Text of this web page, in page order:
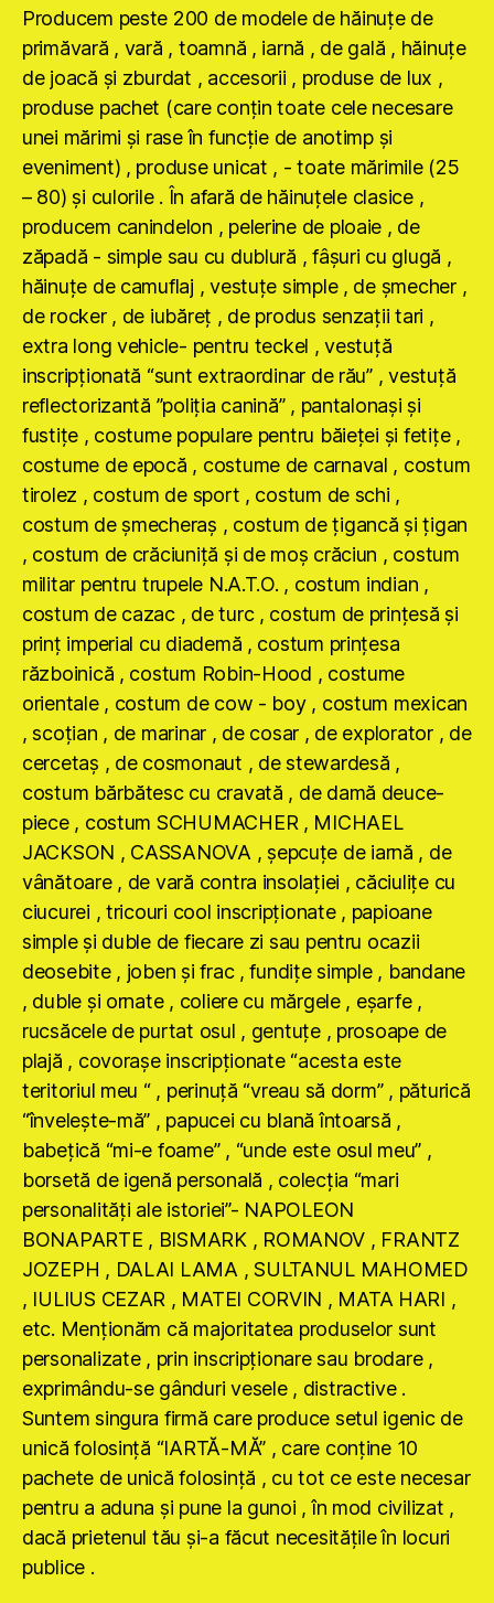
Producem peste 200 de modele de hăinuţe de
primăvară , vară , toamnă , iarnă , de gală , hăinuţe
de joacă şi zburdat , accesorii , produse de lux ,
produse pachet (care conţin toate cele necesare
unei mărimi şi rase în funcţie de anotimp şi
eveniment) , produse unicat , - toate mărimile (25
– 80) şi culorile . În afară de hăinuţele clasice ,
producem canindelon , pelerine de ploaie , de
zăpadă - simple sau cu dublură , fâşuri cu glugă ,
hăinuţe de camuflaj , vestuţe simple , de şmecher ,
de rocker , de iubăreţ , de produs senzaţii tari ,
extra long vehicle- pentru teckel , vestuţă
inscripţionată “sunt extraordinar de rău” , vestuţă
reflectorizantă ”poliţia canină” , pantalonaşi şi
fustiţe , costume populare pentru băieţei şi fetiţe ,
costume de epocă , costume de carnaval , costum
tirolez , costum de sport , costum de schi ,
costum de şmecheraş , costum de ţigancă şi ţigan
, costum de crăciuniţă şi de moş crăciun , costum
militar pentru trupele N.A.T.O. , costum indian ,
costum de cazac , de turc , costum de prinţesă şi
prinţ imperial cu diademă , costum prinţesa
războinică , costum Robin-Hood , costume
orientale , costum de cow - boy , costum mexican
, scoţian , de marinar , de cosar , de explorator , de
cercetaş , de cosmonaut , de stewardesă ,
costum bărbătesc cu cravată , de damă deuce-
piece , costum SCHUMACHER , MICHAEL
JACKSON , CASSANOVA , şepcuţe de iarnă , de
vânătoare , de vară contra insolaţiei , căciuliţe cu
ciucurei , tricouri cool inscripţionate , papioane
simple şi duble de fiecare zi sau pentru ocazii
deosebite , joben şi frac , fundiţe simple , bandane
, duble şi ornate , coliere cu mărgele , eşarfe ,
rucsăcele de purtat osul , gentuţe , prosoape de
plajă , covoraşe inscripţionate “acesta este
teritoriul meu “ , perinuţă “vreau să dorm” , păturică
“înveleşte-mă” , papucei cu blană întoarsă ,
babeţică “mi-e foame” , “unde este osul meu” ,
borsetă de igenă personală , colecţia “mari
personalităţi ale istoriei”- NAPOLEON
BONAPARTE , BISMARK , ROMANOV , FRANTZ
JOZEPH , DALAI LAMA , SULTANUL MAHOMED
, IULIUS CEZAR , MATEI CORVIN , MATA HARI ,
etc. Menţionăm că majoritatea produselor sunt
personalizate , prin inscripţionare sau brodare ,
exprimându-se gânduri vesele , distractive .
Suntem singura firmă care produce setul igenic de
unică folosinţă “IARTĂ-MĂ” , care conţine 10
pachete de unică folosinţă , cu tot ce este necesar
pentru a aduna şi pune la gunoi , în mod civilizat ,
dacă prietenul tău şi-a făcut necesităţile în locuri
publice .